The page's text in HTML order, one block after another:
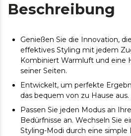
Beschreibung
Genießen Sie die Innovation,
effektives Styling mit jedem
Kombiniert Warmluft und eine
seiner Seiten.
Entwickelt, um perfekte
das bequem von zu Hause aus.
Passen Sie jeden Modus an
Bedürfnisse an. Wechseln Sie
Styling-Modi durch eine simple